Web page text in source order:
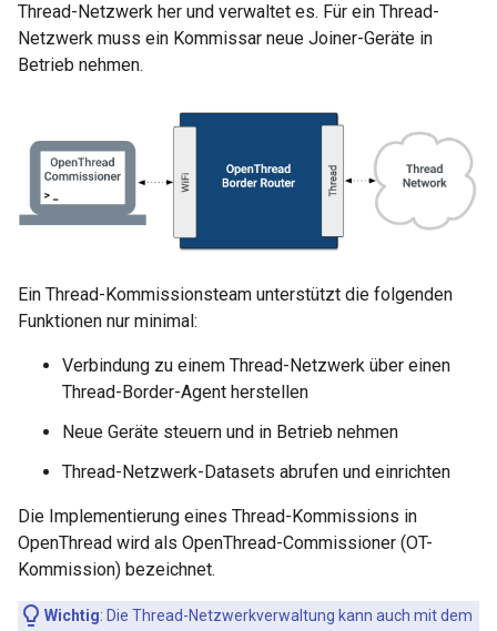
Thread-Netzwerk her und verwaltet es. Für ein Thread-
Netzwerk muss ein Kommissar neue Joiner-Geräte in
Betrieb nehmen.
Ein Thread-Kommissionsteam unterstützt die folgenden
Funktionen nur minimal:
Verbindung zu einem Thread-Netzwerk über einen
Thread-Border-Agent herstellen
Neue Geräte steuern und in Betrieb nehmen
Thread-Netzwerk-Datasets abrufen und einrichten
Die Implementierung eines Thread-Kommissions in
OpenThread wird als OpenThread-Commissioner (OT-
Kommission) bezeichnet.
Wichtig: Die Thread-Netzwerkverwaltung kann auch mit dem